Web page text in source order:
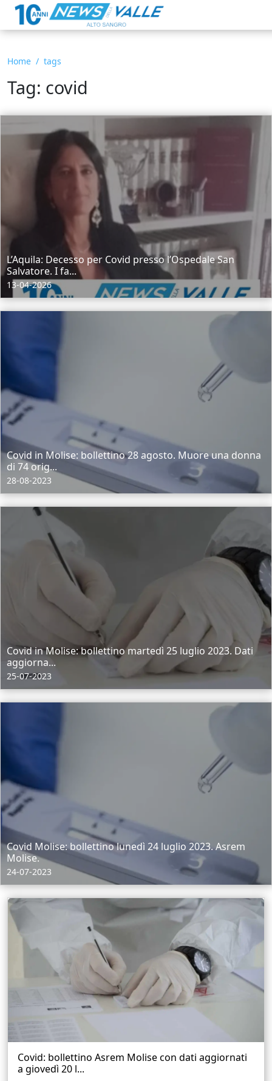
Home tags
Tag: covid
L’Aquila: Decesso per Covid presso l’Ospedale San
Salvatore. I fa...
13-04-2026
Covid in Molise: bollettino 28 agosto. Muore una donna
di 74 orig...
28-08-2023
Covid in Molise: bollettino martedì 25 luglio 2023. Dati
aggiorna...
25-07-2023
Covid Molise: bollettino lunedì 24 luglio 2023. Asrem
Molise.
24-07-2023
Covid: bollettino Asrem Molise con dati aggiornati
a giovedì 20 l...